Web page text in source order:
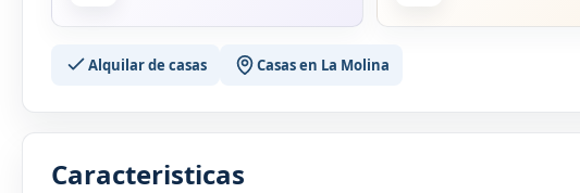
Alquilar de casas Casas en La Molina
Caracteristicas